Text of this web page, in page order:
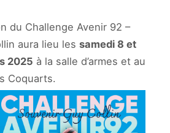
du Challenge Avenir 92 –
aura lieu les samedi 8 et
2025 à la salle d’armes et au
Coquarts.